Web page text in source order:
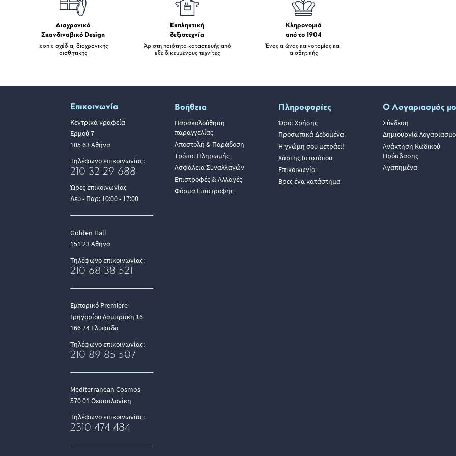
Διαχρονικό
Σκανδιναβικό Design
Iconic σχέδια, διαχρονικής
αισθητικής
Εκπληκτική
δεξιοτεχνία
Άριστη ποιότητα κατασκευής από
εξειδικευμένους τεχνίτες
Κληρονομιά
από το 1904
Ένας αιώνας καινοτομίας και
αισθητικής
Επικοινωνία
Κεντρικά γραφεία
Ερμού 7
105 63 Αθήνα
Τηλέφωνο επικοινωνίας:
210 32 29 688
Ώρες επικοινωνίας
Δευ - Παρ: 10:00 - 17:00
Golden Hall
151 23 Αθήνα
Τηλέφωνο επικοινωνίας:
210 68 38 521
Εμπορικό Premiere
Γρηγορίου Λαμπράκη 16
166 74 Γλυφάδα
Τηλέφωνο επικοινωνίας:
210 89 85 507
Mediterranean Cosmos
570 01 Θεσσαλονίκη
Τηλέφωνο επικοινωνίας:
2310 474 484
Βοήθεια
Παρακολούθηση
παραγγελίας
Αποστολή & Παράδοση
Τρόποι Πληρωμής
Ασφάλεια Συναλλαγών
Επιστροφές & Αλλαγές
Φόρμα Επιστροφής
Πληροφορίες
Όροι Χρήσης
Προσωπικά Δεδομένα
Η γνώμη σου μετράει!
Χάρτης Ιστοτόπου
Επικοινωνία
Βρες ένα κατάστημα
Ο Λογαριασμός
Σύνδεση
Δημιουργία
Ανάκτηση Κωδικού
Πρόσβασης
Αγαπημένα